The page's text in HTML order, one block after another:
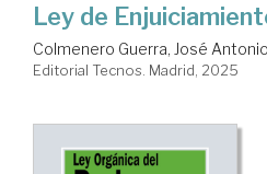
Ley de
Colmenero Guerra, José Antonio
Editorial Tecnos. Madrid, 2025